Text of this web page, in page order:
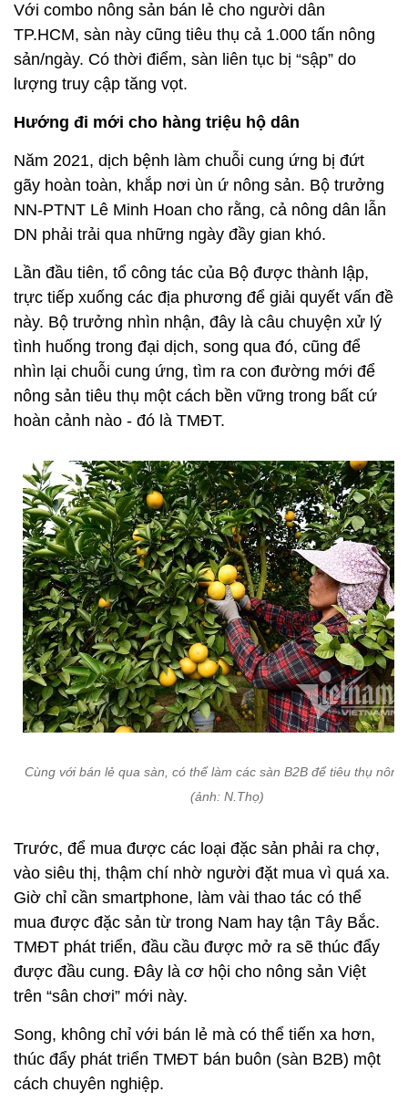
Năm 2021, dịch bệnh làm chuỗi cung ứng bị đứt
gãy hoàn toàn, khắp nơi ùn ứ nông sản. Bộ trưởng
NN-PTNT Lê Minh Hoan cho rằng, cả nông dân lẫn
DN phải trải qua những ngày đầy gian khó.
Lần đầu tiên, tổ công tác của Bộ được thành lập,
trực tiếp xuống các địa phương để giải quyết vấn đề
này. Bộ trưởng nhìn nhận, đây là câu chuyện xử lý
tình huống trong đại dịch, song qua đó, cũng để
nhìn lại chuỗi cung ứng, tìm ra con đường mới để
hoàn cảnh nào - đó là TMĐT.
Cùng với bán lẻ qua sàn, có thể làm các sàn B2B để tiêu thụ nông
(ảnh: N.Thọ)
Trước, để mua được các loại đặc sản phải ra chợ,
vào siêu thị, thậm chí nhờ người đặt mua vì quá xa.
trên “sân chơi” mới này.
Song, không chỉ với bán lẻ mà có thể tiến xa hơn,
thúc đẩy phát triển TMĐT bán buôn (sàn B2B) một
cách chuyên nghiệp.
Thực tế, ở Việt Nam, vài năm gần đây, chợ nông
sản bán buôn online hoạt động khá rầm rộ trên các
nền tảng mạng xã hội, song đa phần đều tự phát.
Một số “chợ online” này do các cá nhân lập ra,
không có đăng ký nên rủi ro cao về chất lượng hàng